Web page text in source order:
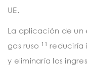
UE.
La aplicación de un
gas ruso 11 reduciría
y eliminaría los